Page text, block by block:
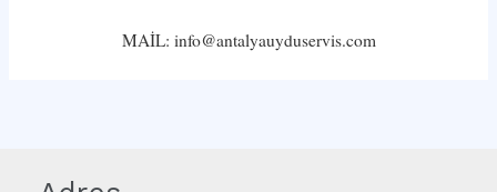
MAİL: info@antalyauyduservis.com